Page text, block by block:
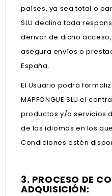
países, ya sea total o
SLU declina toda
derivar de dicho
asegura envíos o
España.
El Usuario podrá
MAPFONGUE SLU el
productos y/o servicios
de los idiomas en los
Condiciones estén
3. PROCESO DE
ADQUISICIÓN: